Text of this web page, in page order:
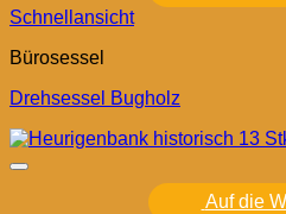
Schnellansicht
Bürosessel
Drehsessel Bugholz
Auf die